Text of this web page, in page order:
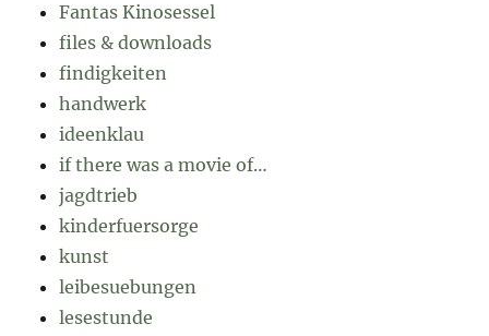
Fantas Kinosessel
files & downloads
findigkeiten
handwerk
ideenklau
if there was a movie of…
jagdtrieb
kinderfuersorge
kunst
leibesuebungen
lesestunde